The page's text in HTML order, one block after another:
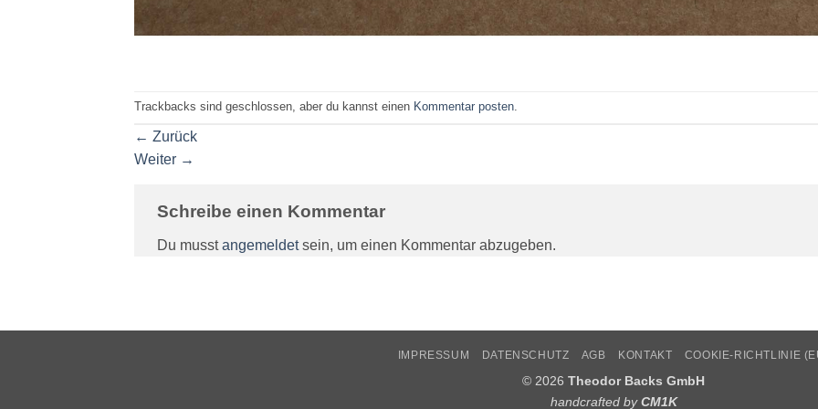
Trackbacks sind geschlossen, aber du kannst einen Kommentar posten
← Zurück
Weiter →
Schreibe einen Kommentar
Du musstangemeldetsein, um einen Kommentar abzugeben.
IMPRESSUM DATENSCHUTZ AGB KONTAKT COOKIE-RICHTLINIE
© 2026 Theodor Backs GmbH
handcrafted byCM1K